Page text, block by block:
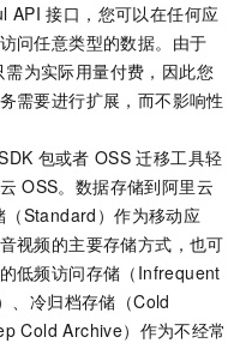
API 接口，您可以在任何应
问任意类型的数据。由于
为实际用量付费，因此您
需要进行扩展，而不影响性
包或者 OSS 迁移工具轻
OSS。数据存储到阿里云
Standard）作为移动应
视频的主要存储方式，也可
低频访问存储（Infrequent
、冷归档存储（Cold
Cold Archive）作为不经常